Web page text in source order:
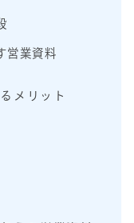
営業資料
メリット